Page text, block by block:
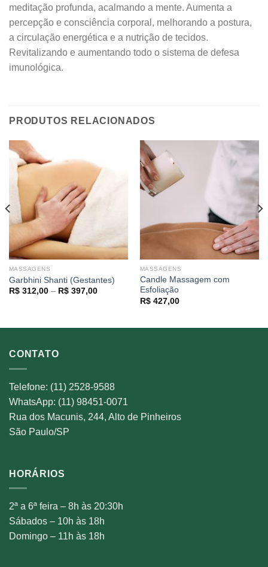
meditação profunda, acalmando a mente. Aumenta a
percepção e consciência corporal, melhorando a postura,
a circulação energética e a nutrição de tecidos.
Revitalizando e aumentando todo o sistema de defesa
imunológica.
PRODUTOS RELACIONADOS
MASSAGENS
Garbhini Shanti (Gestantes)
R$312,00 – R$397,00Price
MASSAGENS
Candle Massagem com
Esfoliação
R$427,00
CONTATO
Telefone: (11) 2528-9588
WhatsApp: (11) 98451-0071
Rua dos Macunis, 244, Alto de Pinheiros
São Paulo/SP
HORÁRIOS
2ª a 6ª feira – 8h às 20:30h
Sábados – 10h às 18h
Domingo – 11h às 18h